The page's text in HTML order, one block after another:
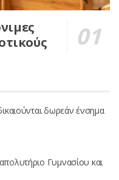
δωρεάν ένσημα
Γυμνασίου και